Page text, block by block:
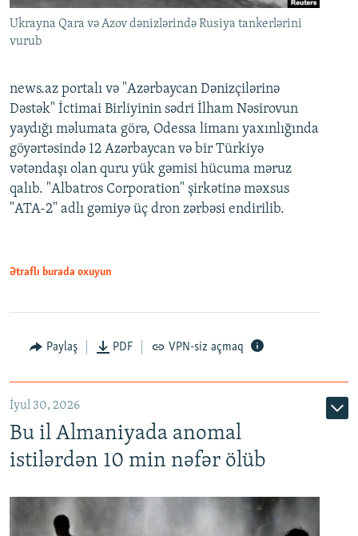
Ukrayna Qara və Azov dənizlərində Rusiya tankerlərini
vurub
news.az portalı və "Azərbaycan Dənizçilərinə
Dəstək" İctimai Birliyinin sədri İlham Nəsirovun
yaydığı məlumata görə, Odessa limanı yaxınlığında
göyərtəsində 12 Azərbaycan və bir Türkiyə
vətəndaşı olan quru yük gəmisi hücuma məruz
qalıb. "Albatros Corporation" şirkətinə məxsus
"ATA-2" adlı gəmiyə üç dron zərbəsi endirilib.
Ətraflı burada oxuyun
Paylaş PDF VPN-siz açmaq
İyul 30, 2026
Bu il Almaniyada anomal
istilərdən 10 min nəfər ölüb